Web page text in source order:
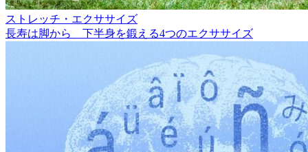
ストレッチ・エクササイズ
長寿は脚から 下半身を鍛える4つのエクササイズ